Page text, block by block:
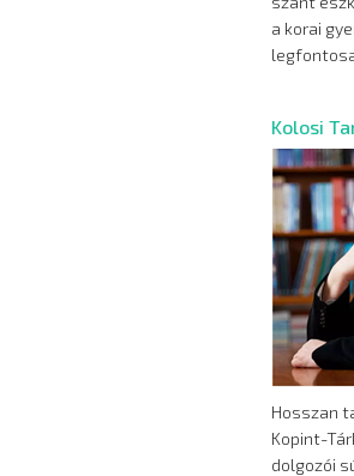
a korai
Kolosi
Hosszan
Kopint-
dolgozói